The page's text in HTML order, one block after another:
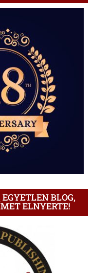
BLOG,
ELNYERTE!